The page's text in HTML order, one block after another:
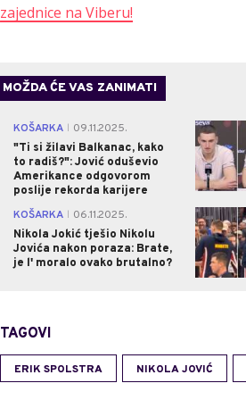
zajednice na Viberu!
MOŽDA ĆE VAS ZANIMATI
KOŠARKA
09.11.2025.
"Ti si žilavi Balkanac, kako
to radiš?": Jović oduševio
Amerikance odgovorom
poslije rekorda karijere
KOŠARKA
06.11.2025.
Nikola Jokić tješio Nikolu
Jovića nakon poraza: Brate,
je l' moralo ovako brutalno?
TAGOVI
ERIK SPOLSTRA NIKOLA JOVIĆ